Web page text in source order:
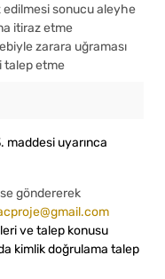
sonucu aleyhe
itiraz etme
zarara uğraması
talep etme
maddesi uyarınca
göndererek
ve talep konusu
kimlik doğrulama talep